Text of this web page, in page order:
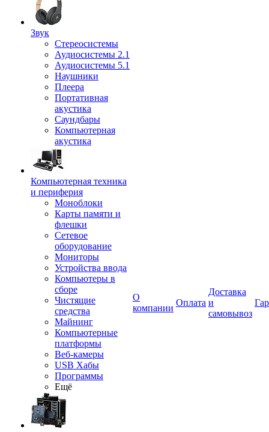
Звук
Стереосистемы
Аудиосистемы 2.1
Аудиосистемы 5.1
Наушники
Плеера
Портативная
акустика
Саундбары
Компьютерная
акустика
Компьютерная техника
и периферия
Моноблоки
Карты памяти и
флешки
Сетевое
оборудование
Мониторы
Устройства ввода
Компьютеры в
сборе
Чистящие
средства
Майнинг
Компьютерные
платформы
Веб-камеры
USB Хабы
Программы
Ещё
О
компании
Оплата
Доставка
и
самовывоз